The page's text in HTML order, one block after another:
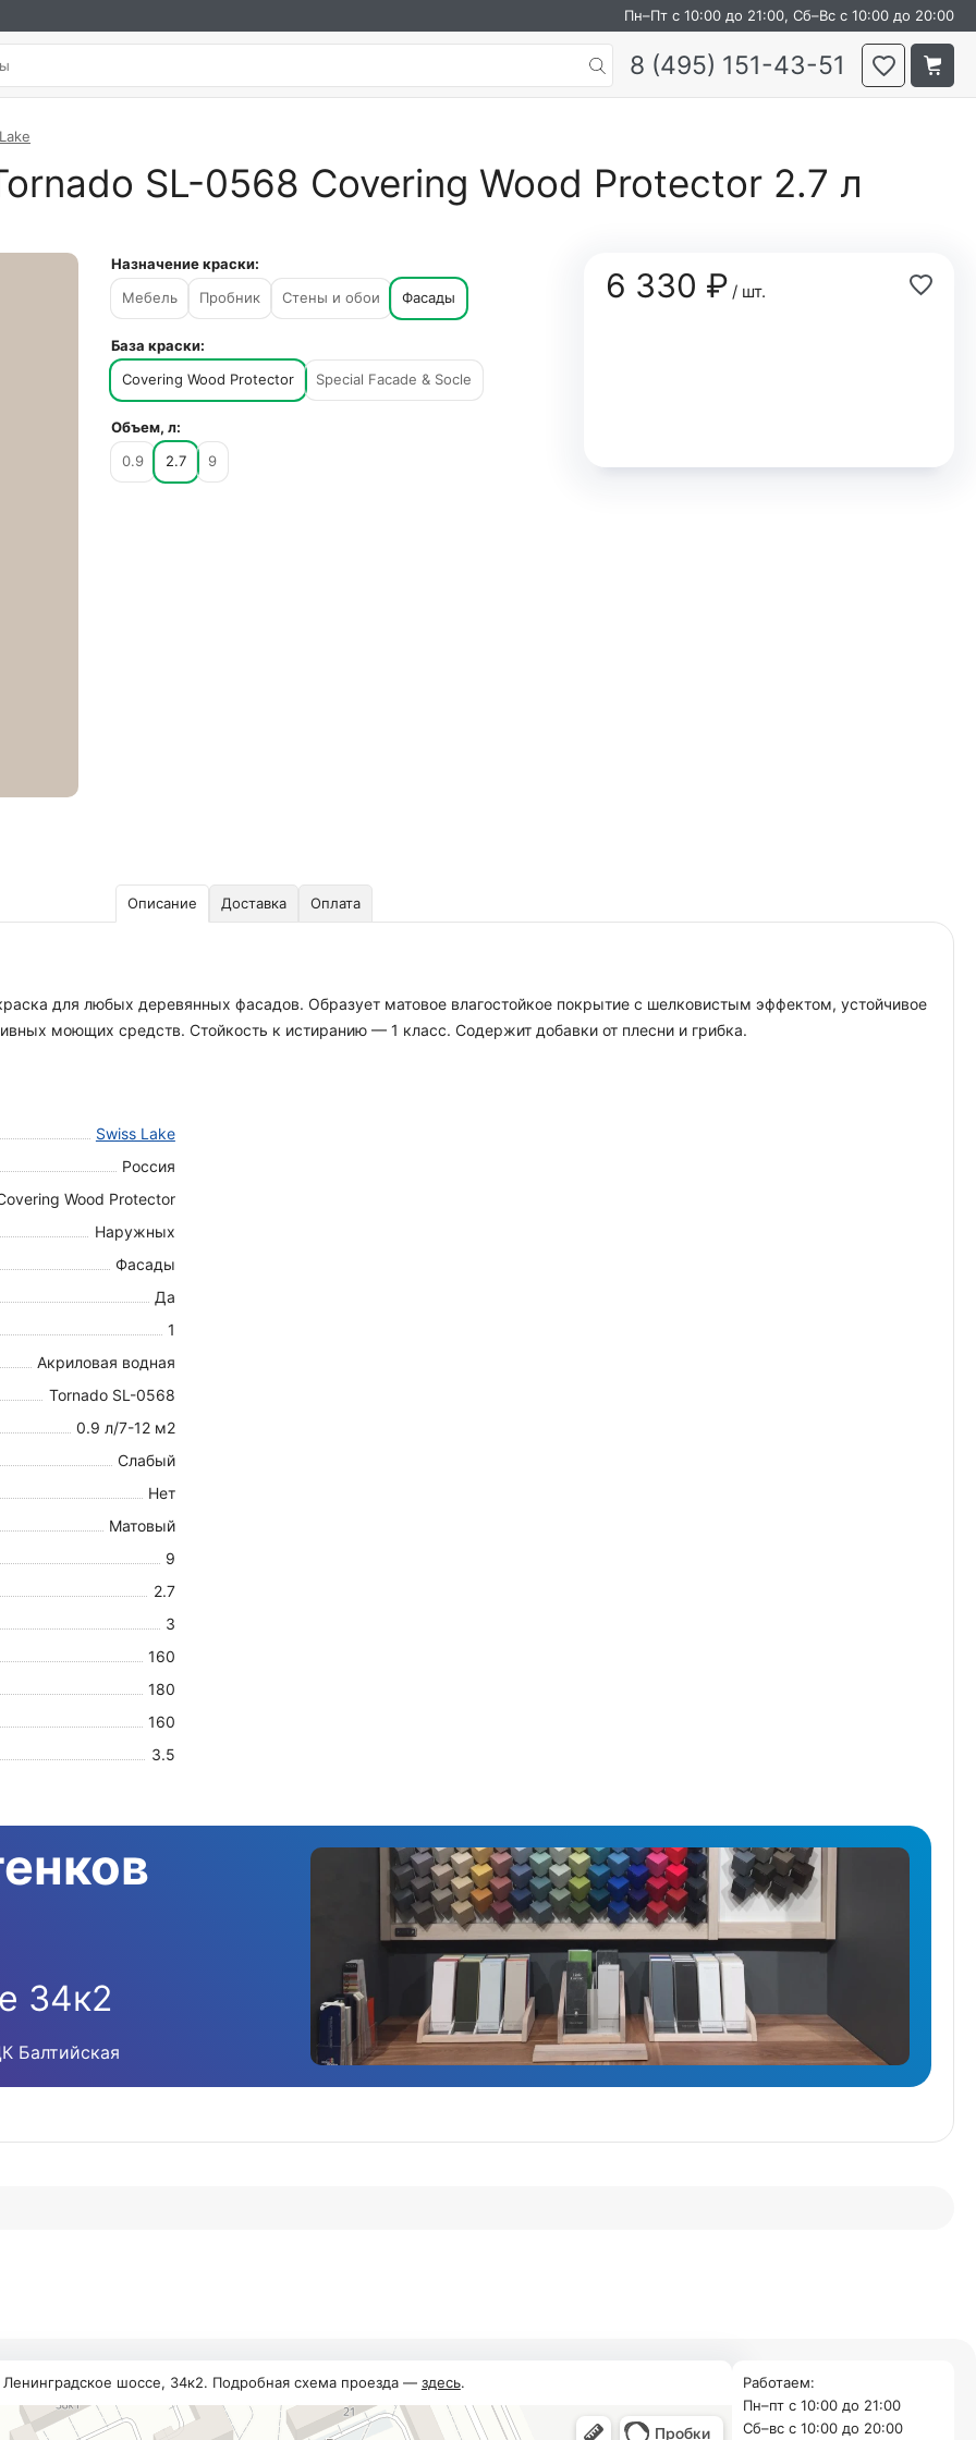
Пн–Пт с 10:00 до 21:00, Сб–Вс с 10:00 до 20:00
8 (495) 151-43-51
SL-0568 Covering Wood Protector 2.7 л
6 330 ₽/ шт.
Назначение краски:
Мебель
Пробник Стены и обои Фасады
База краски:
Covering Wood Protector
Special Facade & Socle
Объем, л:
0.9
2.7 9
Описание Доставка Оплата
для любых деревянных фасадов. Образует матовое влагостойкое покрытие с шелковистым эффектом, устойчивое
моющих средств. Стойкость к истиранию — 1 класс. Содержит добавки от плесни и грибка.
Swiss Lake
Россия
Wood Protector
Наружных
Фасады
Да
1
Акриловая водная
Tornado SL-0568
0.9 л/7-12 м2
Слабый
Нет
Матовый
9
2.7
3
160
180
160
3.5
34к2
Балтийская
шоссе, 34к2. Подробная схема проезда — здесь.
Работаем:
Пн–пт с 10:00 до 21:00
Cб–вс с 10:00 до 20:00